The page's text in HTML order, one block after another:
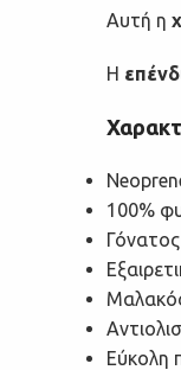
Αυτή η
Η
100%
Γόνατος
Εύκολη